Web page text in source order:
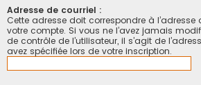
Adresse de courriel :
Cette adresse doit correspondre à l’adresse
votre compte. Si vous ne l’avez jamais
de contrôle de l’utilisateur, il s’agit de
avez spécifiée lors de votre inscription.